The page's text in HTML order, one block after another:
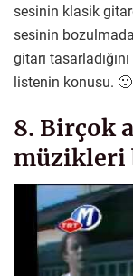
sesinin klasik
sesinin
gitarı
listenin konusu. 🙂
8. Birçok
müzikleri